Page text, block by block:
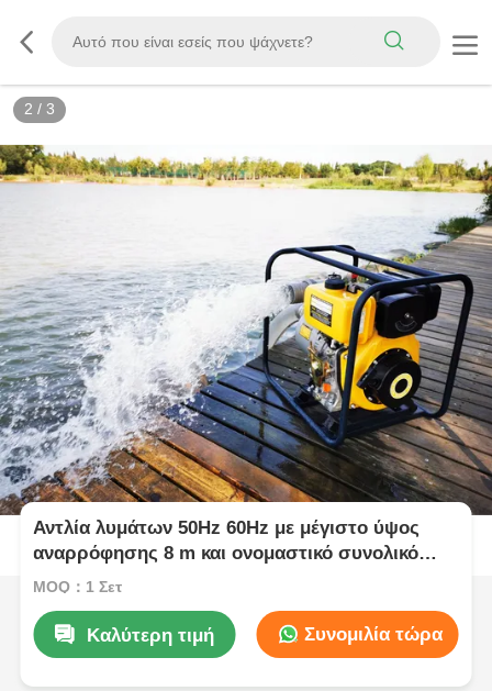
3 / 3
Αντλία λυμάτων 50Hz 60Hz με μέγιστο ύψος
αναρρόφησης 8 m και ονομαστικό συνολικό
μανομετρικό ύψος 16 m Κατάλληλη για μονάδες
MOQ：1 Σετ
Καλύτερη τιμή Συνομιλία τώρα